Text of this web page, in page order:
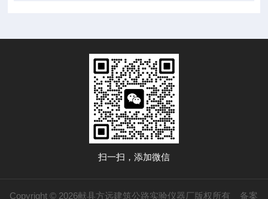
扫一扫，添加微信
Copyright © 2026献县方远建筑公路实验仪器厂版权所有 备案